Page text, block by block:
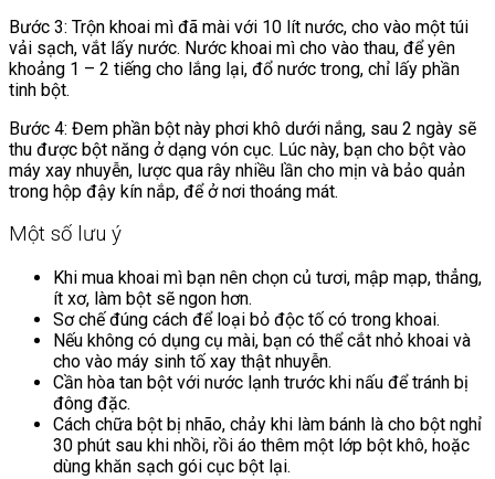
Bước 3: Trộn khoai mì đã mài với 10 lít nước, cho vào một túi
vải sạch, vắt lấy nước. Nước khoai mì cho vào thau, để yên
khoảng 1 – 2 tiếng cho lắng lại, đổ nước trong, chỉ lấy phần
tinh bột.
Bước 4: Đem phần bột này phơi khô dưới nắng, sau 2 ngày sẽ
thu được bột năng ở dạng vón cục. Lúc này, bạn cho bột vào
máy xay nhuyễn, lược qua rây nhiều lần cho mịn và bảo quản
trong hộp đậy kín nắp, để ở nơi thoáng mát.
Một số lưu ý
Khi mua khoai mì bạn nên chọn củ tươi, mập mạp, thẳng,
ít xơ, làm bột sẽ ngon hơn.
Sơ chế đúng cách để loại bỏ độc tố có trong khoai.
Nếu không có dụng cụ mài, bạn có thể cắt nhỏ khoai và
cho vào máy sinh tố xay thật nhuyễn.
Cần hòa tan bột với nước lạnh trước khi nấu để tránh bị
đông đặc.
Cách chữa bột bị nhão, chảy khi làm bánh là cho bột nghỉ
30 phút sau khi nhồi, rồi áo thêm một lớp bột khô, hoặc
dùng khăn sạch gói cục bột lại.